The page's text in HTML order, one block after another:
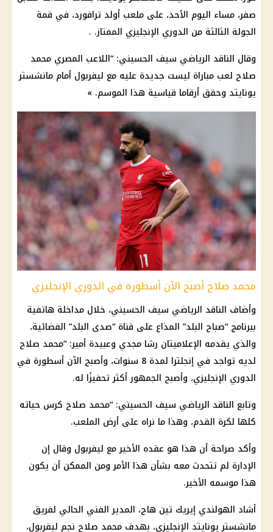
صفر، مساء اليوم الأحد، على ملعب أولد ترافورد، في قمة
الجولة الثالثة من الدوري الإنجليزي الممتاز. .
وقال الناقد الرياضي سيف الحسيني: “اللاعب المصري محمد
صلاح لعب مباراة ليست جديدة عليه مع ليفربول أمام مانشستر
يونايتد وحقق أرقاما قياسية هذا الموسم. »
محمد صلاح أصبح الآن أسطورة في الدوري الإنجليزي
وأضاف الناقد الرياضي سيف الحسيني، خلال مداخلة هاتفية
ببرنامج “صباح البلد” المذاع على قناة “صدى البلد” الفضائية،
والذي يقدمه الإعلاميتان رشا مجدي وعبيدة أمير: “محمد صلاح
لديه تواجد في إنجلترا لمدة 8 سنوات، وأصبح الآن أسطورة في
الدوري الإنجليزي، وأصبح الجمهور أكثر تحفيزًا له.
وتابع الناقد الرياضي سيف الحسيني: “محمد صلاح كرس حياته
كلها لكرة القدم، وهذا ما نراه على أرض الملعب.
وأكد صراحة أن هذا هو عقده الأخير مع ليفربول وقال إن
الإدارة لم تتحدث معه بشأن هذا الأمر ومن الممكن أن يكون
هذا موسمه الأخير.
أشاد الهولندي إيريك تين هاج، المدير الفني الحالي لفريق
مانشستر يونايتد الإنجليزي، بهدف محمد صلاح نجم ليفربول،